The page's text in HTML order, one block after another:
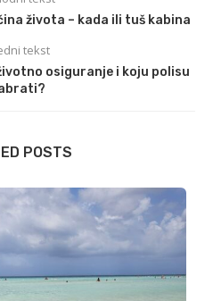
života – kada ili tuš kabina
tekst
osiguranje i koju polisu
POSTS